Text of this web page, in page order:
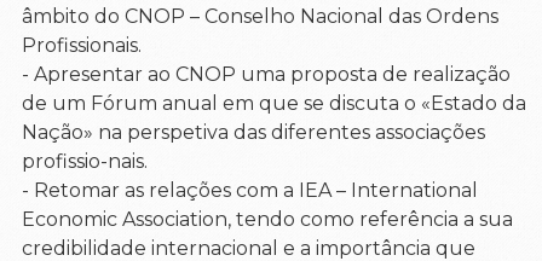
âmbito do CNOP – Conselho Nacional das Ordens
Profissionais.
- Apresentar ao CNOP uma proposta de realização
de um Fórum anual em que se discuta o «Estado da
Nação» na perspetiva das diferentes associações
profissio-nais.
- Retomar as relações com a IEA – International
Economic Association, tendo como referência a sua
credibilidade internacional e a importância que